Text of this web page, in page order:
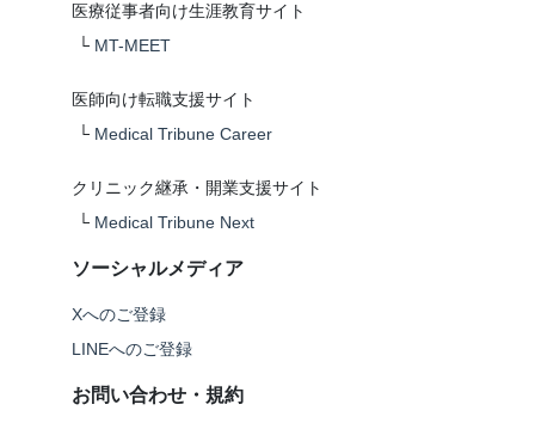
医療従事者向け生涯教育サイト
└ MT-MEET
医師向け転職支援サイト
└ Medical Tribune Career
クリニック継承・開業支援サイト
└ Medical Tribune Next
ソーシャルメディア
Xへのご登録
LINEへのご登録
お問い合わせ・規約